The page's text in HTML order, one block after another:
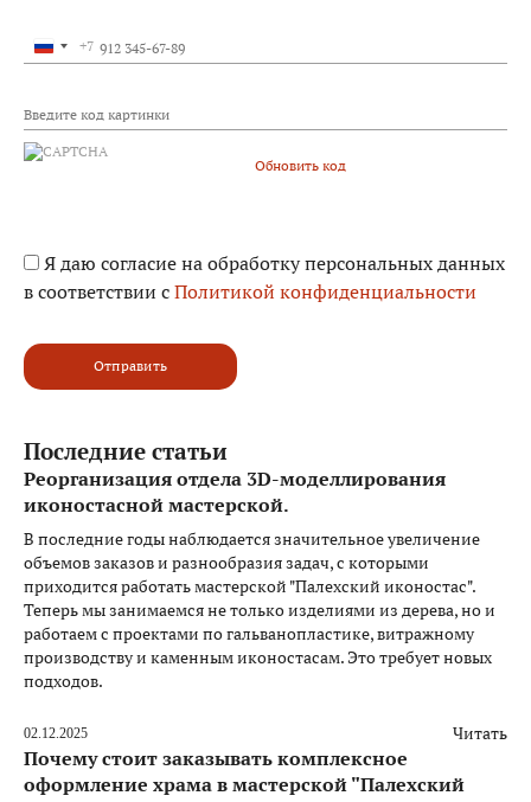
Россия
+7
+7
Обновить код
Я даю согласие на обработку персональных данных
в соответствии с Политикой конфиденциальности
Отправить
Последние статьи
Реорганизация отдела 3D-моделлирования
иконостасной мастерской.
В последние годы наблюдается значительное увеличение
объемов заказов и разнообразия задач, с которыми
приходится работать мастерской "Палехский иконостас".
Теперь мы занимаемся не только изделиями из дерева, но и
работаем с проектами по гальванопластике, витражному
производству и каменным иконостасам. Это требует новых
подходов.
02.12.2025 Читать
Почему стоит заказывать комплексное
оформление храма в мастерской "Палехский